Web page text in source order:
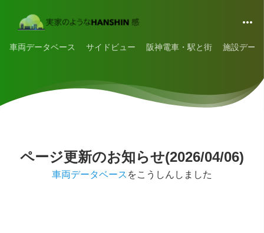
車両データベース サイドビュー 阪神電車・駅と街 施設デー
ページ更新のお知らせ(2026/04/06)
車両データベース をこうしんしました